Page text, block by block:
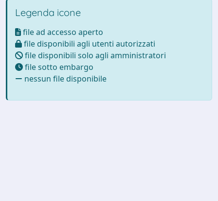
Legenda icone
file ad accesso aperto
file disponibili agli utenti autorizzati
file disponibili solo agli amministratori
file sotto embargo
nessun file disponibile